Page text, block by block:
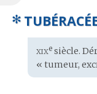
✻
Étymologie
:
xixesiècle.
« tumeur,